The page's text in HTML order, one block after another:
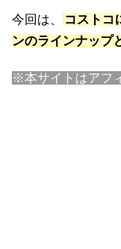
今回は、
コストコ
ンのラインナップ
※本サイトはアフ